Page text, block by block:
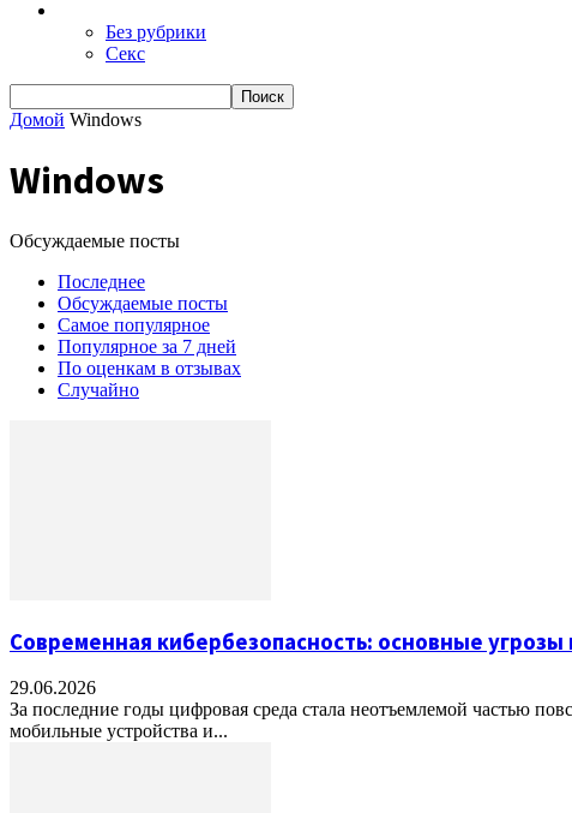
Без рубрики
Секс
Домой Windows
Windows
Обсуждаемые посты
Последнее
Обсуждаемые посты
Самое популярное
Популярное за 7 дней
По оценкам в отзывах
Случайно
Современная кибербезопасность: основные
29.06.2026
За последние годы цифровая среда стала неотъемлемой частью
мобильные устройства и...